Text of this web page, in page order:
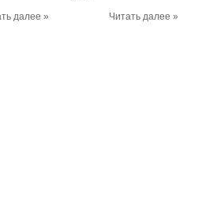
далее » Читать далее »